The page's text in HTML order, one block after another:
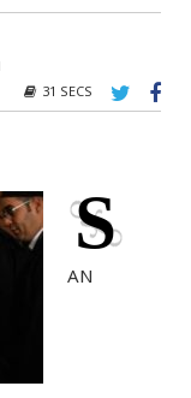
31 SECS
S
AN